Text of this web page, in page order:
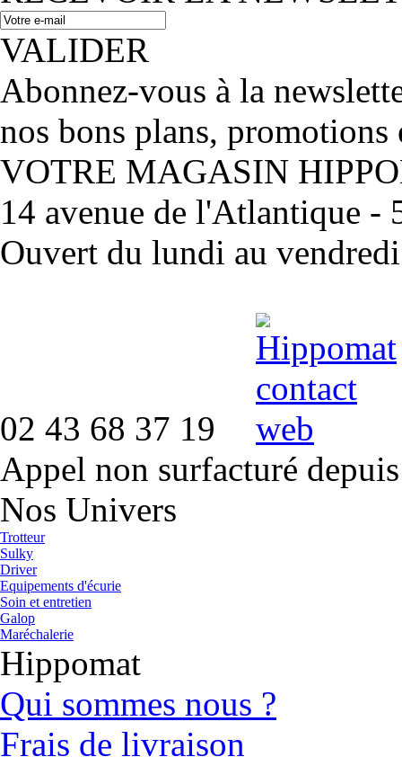
VALIDER
Abonnez-vous à la
nos bons plans, promotions
VOTRE MAGASIN
14 avenue de l'Atlantique -
Ouvert du lundi au
02 43 68 37 19
Appel non surfacturé
Nos Univers
Trotteur
Sulky
Driver
Equipements d'écurie
Soin et entretien
Galop
Maréchalerie
Hippomat
Qui sommes nous ?
Frais de livraison